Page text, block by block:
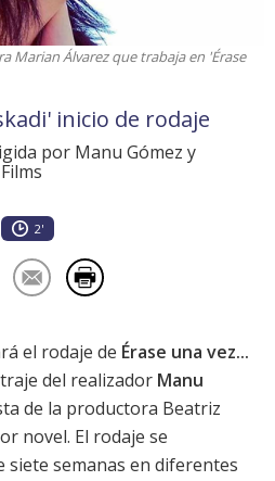
Marian Álvarez que trabaja en 'Érase
inicio de rodaje
por Manu Gómez y
2'
el rodaje de Érase una vez...
del realizador Manu
de la productora Beatriz
novel. El rodaje se
semanas en diferentes